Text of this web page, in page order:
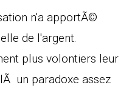
n'a apportÃ©
de l'argent.
plus volontiers leur
un paradoxe assez